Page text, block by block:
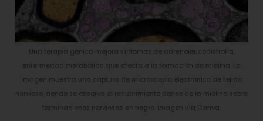
Una terapia génica mejora síntomas de adrenoleucodistrofia,
enfermedad metabólica que afecta a la formación de mielina. La
imagen muestra una captura de microscopio electrónico de tejido
nervioso, donde se observa el recubrimiento denso de la mielina sobre
terminaciones nerviosas en negro. Imagen vía Canva.